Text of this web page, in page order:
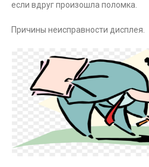
если вдруг произошла поломка.
Причины неисправности дисплея.